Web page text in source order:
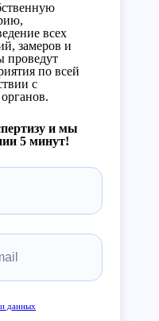
всех
замеров и
проведут
по всей
с
и мы
5 минут!
данных